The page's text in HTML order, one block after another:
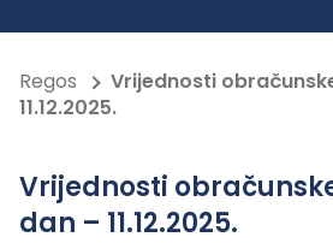
Regos
Vrijednosti
11.12.2025.
Vrijednosti
dan – 11.12.2025.